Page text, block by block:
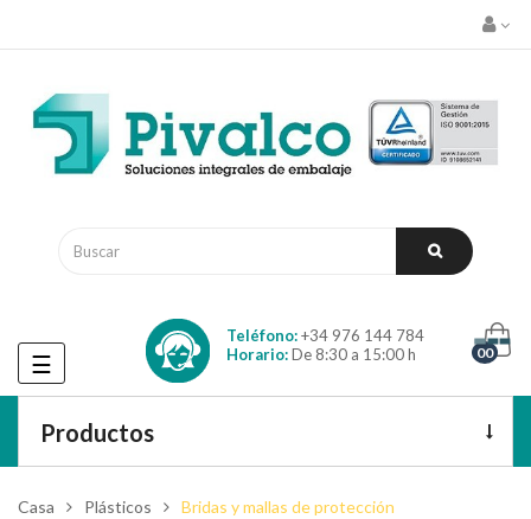
Teléfono:+34 976 144 784
Horario:De 8:30 a 15:00 h 00
Productos
Navegación
de
☰
Casa Plásticos Bridas y mallas de protección